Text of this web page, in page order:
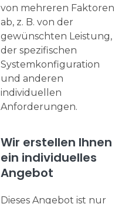
von mehreren Faktoren
ab, z. B. von der
gewünschten Leistung,
der spezifischen
Systemkonfiguration
und anderen
individuellen
Anforderungen.
Wir erstellen Ihnen
ein individuelles
Angebot
Dieses Angebot ist nur